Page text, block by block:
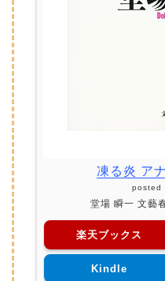
凍る炎 ア
posted
堂場 瞬一 文藝
楽天ブックス
Kindle